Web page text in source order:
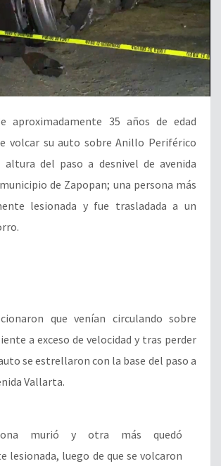
aproximadamente 35 años de edad
volcar su auto sobre Anillo Periférico
del paso a desnivel de avenida
de Zapopan; una persona más
lesionada y fue trasladada a un
que venían circulando sobre
a exceso de velocidad y tras perder
se estrellaron con la base del paso a
Vallarta.
murió y otra más quedó
lesionada, luego de que se volcaron